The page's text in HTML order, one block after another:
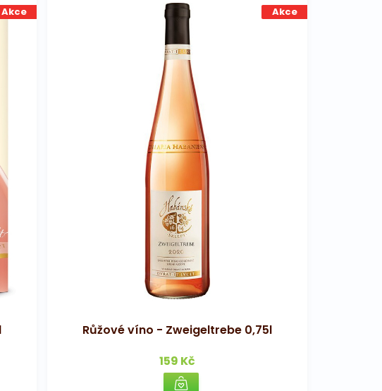
Akce Akce
Růžové víno - Zweigeltrebe 0,75l
159 Kč